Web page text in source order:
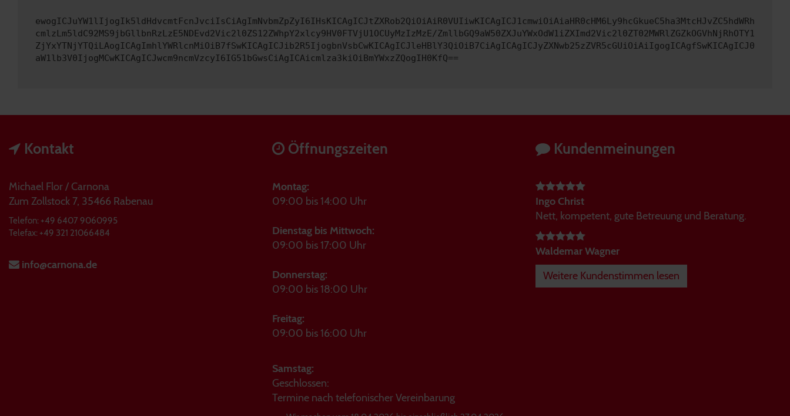
ewogICJuYW1lIjogIk5ldHdvcmtFcnJvciIsCiAgImNvbmZpZyI6IHsKICAgICJtZXRob2QiOiAiR0VUIiwKICAgICJ1cmwiOiAiaHR0cHM6Ly9hcGkueC5ha3MtcHJvZC5hdWRh
cmlzLm5ldC92MS9jbGllbnRzLzE5NDEvd2Vic2l0ZS12ZWhpY2xlcy9HV0FTVjU1OCUyMzIzMzE/ZmllbGQ9aW50ZXJuYWxOdW1iZXImd2Vic2l0ZT02MWRlZGZkOGVhNjRhOTY1
ZjYxYTNjYTQiLAogICAgImhlYWRlcnMiOiB7fSwKICAgICJib2R5IjogbnVsbCwKICAgICJleHBlY3QiOiB7CiAgICAgICJyZXNwb25zZVR5cGUiOiAiIgogICAgfSwKICAgICJ0
aW1lb3V0IjogMCwKICAgICJwcm9ncmVzcyI6IG51bGwsCiAgICAicmlza3kiOiBmYWxzZQogIH0KfQ==
Kontakt
Michael Flor / Carnona
Zum Zollstock 7, 35466 Rabenau
Telefon: +49 6407 9060995
Telefax: +49 321 21066484
info@carnona.de
Öffnungszeiten
Montag:
09:00 bis 14:00 Uhr
Dienstag bis Mittwoch:
09:00 bis 17:00 Uhr
Donnerstag:
09:00 bis 18:00 Uhr
Freitag:
09:00 bis 16:00 Uhr
Samstag:
Geschlossen:
Termine nach telefonischer Vereinbarung
Kundenmeinungen
Ingo Christ
Nett, kompetent, gute Betreuung und Beratung.
Waldemar Wagner
Weitere Kundenstimmen lesen